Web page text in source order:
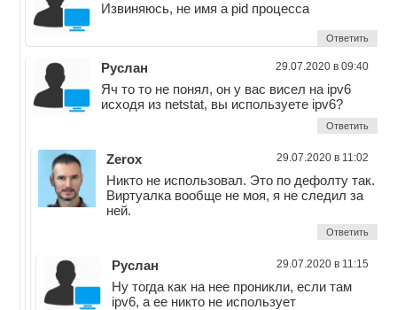
Извиняюсь, не имя а pid процесса
Ответить
Руслан 29.07.2020 в 09:40
Яч то то не понял, он у вас висел на ipv6
исходя из netstat, вы используете ipv6?
Ответить
Zerox 29.07.2020 в 11:02
Никто не использовал. Это по дефолту так.
Виртуалка вообще не моя, я не следил за
ней.
Ответить
Руслан 29.07.2020 в 11:15
Ну тогда как на нее проникли, если там
ipv6, а ее никто не использует